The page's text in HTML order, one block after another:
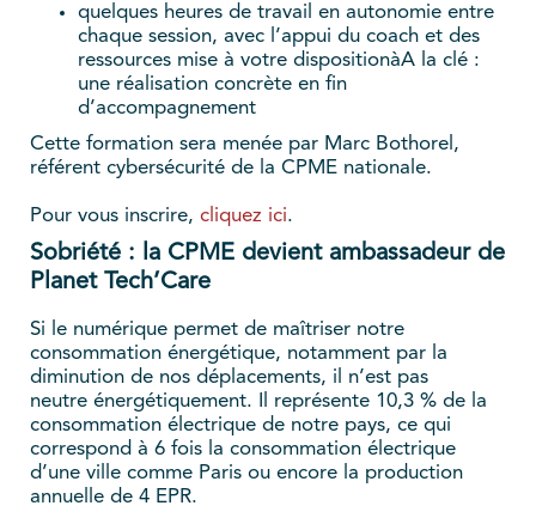
quelques heures de travail en autonomie entre
chaque session, avec l’appui du coach et des
ressources mise à votre dispositionàA la clé :
une réalisation concrète en fin
d’accompagnement
Cette formation sera menée par Marc Bothorel,
référent cybersécurité de la CPME nationale.
Pour vous inscrire, cliquez ici.
Sobriété : la CPME devient ambassadeur de
Planet Tech’Care
Si le numérique permet de maîtriser notre
consommation énergétique, notamment par la
diminution de nos déplacements, il n’est pas
neutre énergétiquement. Il représente 10,3 % de la
consommation électrique de notre pays, ce qui
correspond à 6 fois la consommation électrique
d’une ville comme Paris ou encore la production
annuelle de 4 EPR.